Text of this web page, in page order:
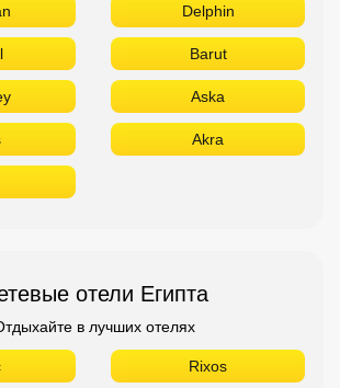
Delphin
Barut
Aska
Akra
отели Египта
в лучших отелях
Rixos